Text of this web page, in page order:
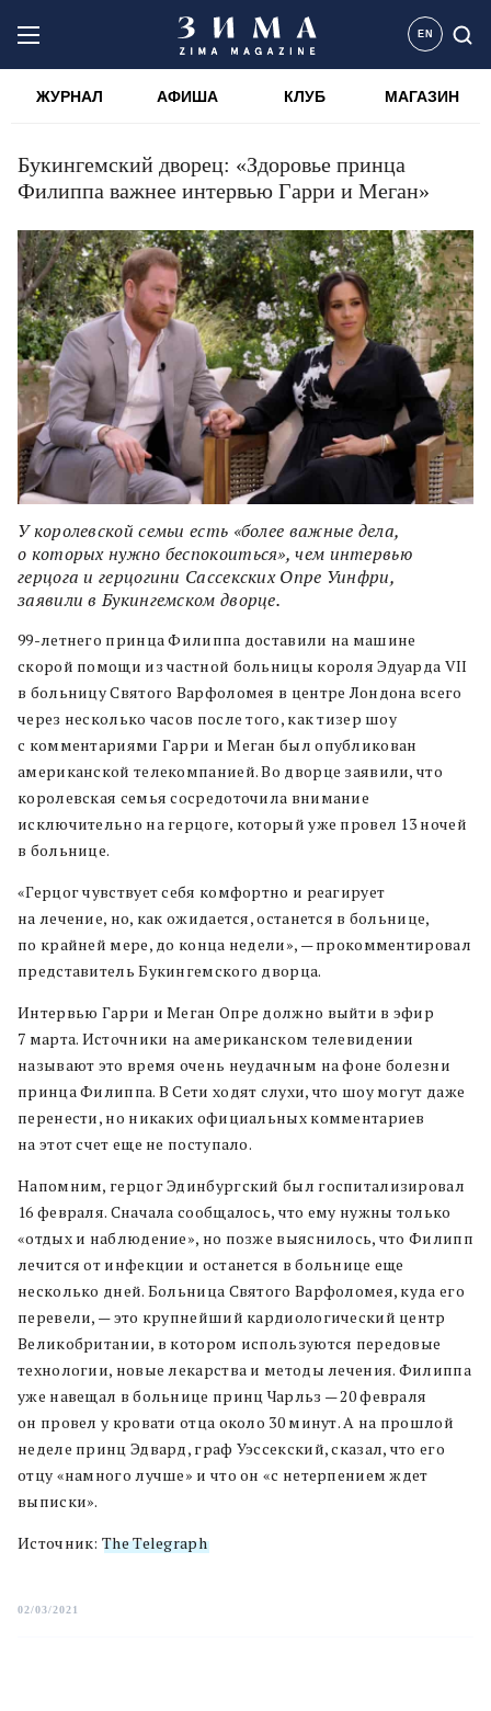
EN
ЖУРНАЛ АФИША КЛУБ МАГАЗИН
Букингемский дворец: «Здоровье принца
Филиппа важнее интервью Гарри и Меган»
У королевской семьи есть «более важные дела,
о которых нужно беспокоиться», чем интервью
герцога и герцогини Сассекских Опре Уинфри,
заявили в Букингемском дворце.
99-летнего принца Филиппа доставили на машине
скорой помощи из частной больницы короля Эдуарда VII
в больницу Святого Варфоломея в центре Лондона всего
через несколько часов после того, как тизер шоу
с комментариями Гарри и Меган был опубликован
американской телекомпанией. Во дворце заявили, что
королевская семья сосредоточила внимание
исключительно на герцоге, который уже провел 13 ночей
в больнице.
«Герцог чувствует себя комфортно и реагирует
на лечение, но, как ожидается, останется в больнице,
по крайней мере, до конца недели», — прокомментировал
представитель Букингемского дворца.
Интервью Гарри и Меган Опре должно выйти в эфир
7 марта. Источники на американском телевидении
называют это время очень неудачным на фоне болезни
принца Филиппа. В Сети ходят слухи, что шоу могут даже
перенести, но никаких официальных комментариев
на этот счет еще не поступало.
Напомним, герцог Эдинбургский был госпитализировал
16 февраля. Сначала сообщалось, что ему нужны только
«отдых и наблюдение», но позже выяснилось, что Филипп
лечится от инфекции и останется в больнице еще
несколько дней. Больница Святого Варфоломея, куда его
перевели, — это крупнейший кардиологический центр
Великобритании, в котором используются передовые
технологии, новые лекарства и методы лечения. Филиппа
уже навещал в больнице принц Чарльз — 20 февраля
он провел у кровати отца около 30 минут. А на прошлой
неделе принц Эдвард, граф Уэссекский, сказал, что его
отцу «намного лучше» и что он «с нетерпением ждет
выписки».
Источник: The Telegraph
02/03/2021